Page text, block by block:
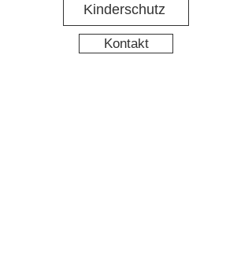
Kinderschutz
Kontakt